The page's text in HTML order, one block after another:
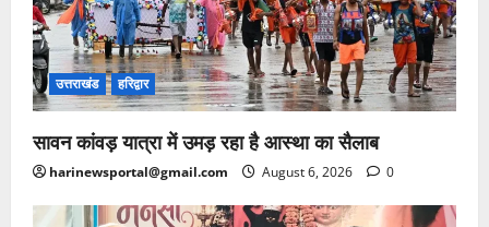
उत्तराखंड हरिद्वार
सावन कांवड़ यात्रा में उमड़ रहा है आस्था का सैलाब
harinewsportal@gmail.com August 6, 2026 0